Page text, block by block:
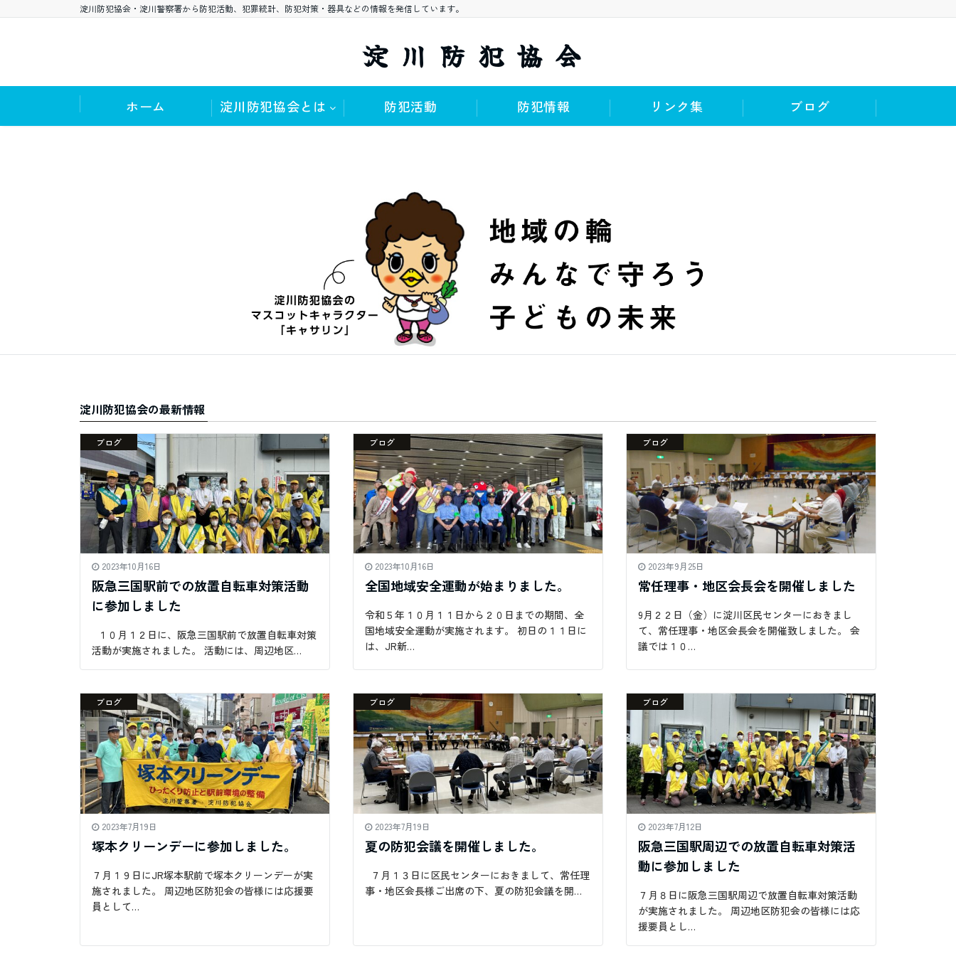
淀川防犯協会・淀川警察署から防犯活動、犯罪統計、防犯対策・器具などの情報を発信しています。
淀川防犯協会
ホーム 淀川防犯協会とは 防犯活動 防犯情報 リンク集 ブログ
淀川防犯協会の最新情報
ブログ
2023年10月16日
阪急三国駅前での放置自転車対策活動
に参加しました
１０月１２日に、阪急三国駅前で放置自転車対策
活動が実施されました。 活動には、周辺地区…
ブログ
2023年10月16日
全国地域安全運動が始まりました。
令和５年１０月１１日から２０日までの期間、全
国地域安全運動が実施されます。 初日の１１日に
は、JR新…
ブログ
2023年9月25日
常任理事・地区会長会を開催しました
9月２２日（金）に淀川区民センターにおきまし
て、常任理事・地区会長会を開催致しました。 会
議では１０…
ブログ
2023年7月19日
塚本クリーンデーに参加しました。
７月１９日にJR塚本駅前で塚本クリーンデーが実
施されました。 周辺地区防犯会の皆様には応援要
員として…
ブログ
2023年7月19日
夏の防犯会議を開催しました。
７月１３日に区民センターにおきまして、常任理
事・地区会長様ご出席の下、夏の防犯会議を開…
ブログ
2023年7月12日
阪急三国駅周辺での放置自転車対策活
動に参加しました
７月８日に阪急三国駅周辺で放置自転車対策活動
が実施されました。 周辺地区防犯会の皆様には応
援要員とし…